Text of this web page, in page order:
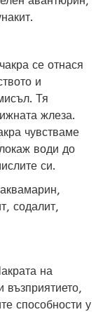
се отнася
и
Тя
жлеза.
чувстваме
води до
си.
содалит,
на
възприятието,
способности у